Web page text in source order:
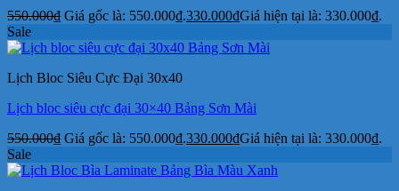
550.000₫ Giá gốc là: 550.000₫.330.000₫Giá hiện tại là: 330.000₫.
Sale
Lịch Bloc Siêu Cực Đại 30x40
Lịch bloc siêu cực đại 30×40 Bảng Sơn Mài
550.000₫ Giá gốc là: 550.000₫.330.000₫Giá hiện tại là: 330.000₫.
Sale